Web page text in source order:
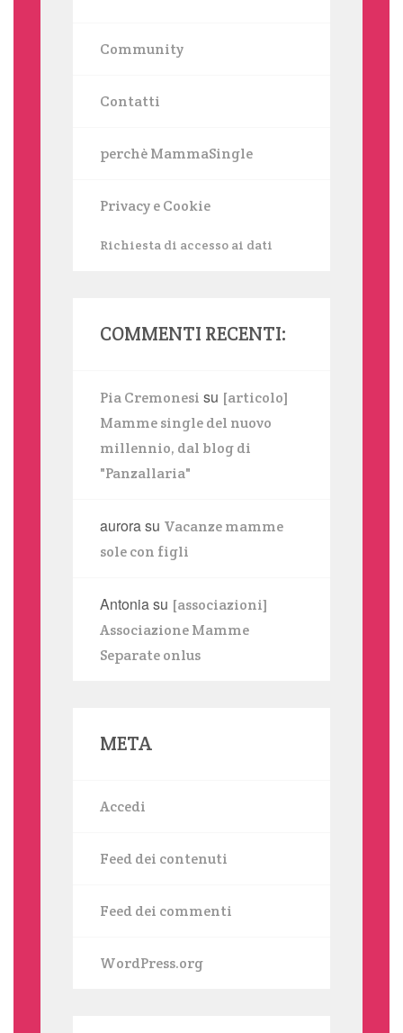
Community
Contatti
perchè MammaSingle
Privacy e Cookie
Richiesta di accesso ai dati
COMMENTI RECENTI:
Pia Cremonesi su [articolo]
Mamme single del nuovo
millennio, dal blog di
"Panzallaria"
aurorasu Vacanze mamme
sole con figli
Antoniasu [associazioni]
Associazione Mamme
Separate onlus
META
Accedi
Feed dei contenuti
Feed dei commenti
WordPress.org